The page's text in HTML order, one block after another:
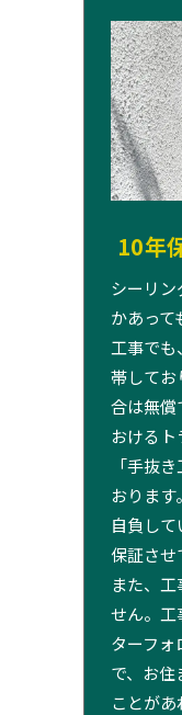
10年
シーリ
かあって
工事で
帯してお
合は無償
おける
「手抜
おりま
自負し
保証させ
また、
せん。工
ターフォ
で、お住
ことが